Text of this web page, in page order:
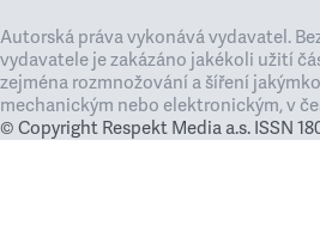
Autorská práva vykonává vydavatel.
vydavatele je zakázáno jakékoli užití
zejména rozmnožování a šíření
mechanickým nebo elektronickým, v
© Copyright Respekt Media a.s. ISSN